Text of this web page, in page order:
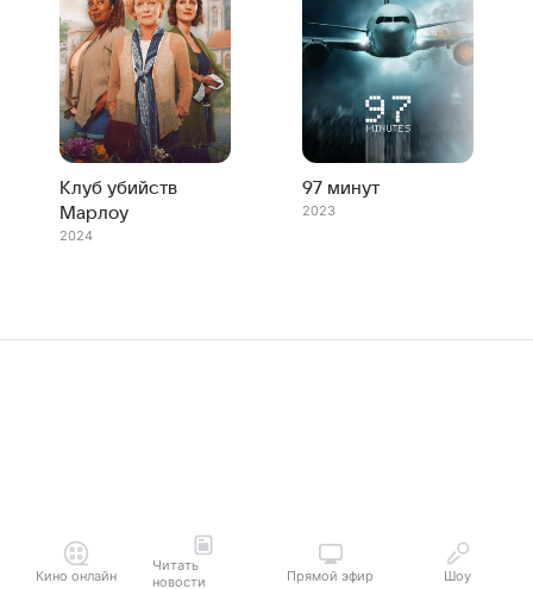
Клуб убийств
Марлоу
2024
97 минут
2023
Кино онлайн
Читать
новости
Прямой эфир Шоу